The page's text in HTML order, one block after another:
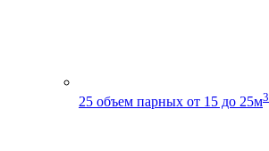
25 объем парных от 15 до 25м3